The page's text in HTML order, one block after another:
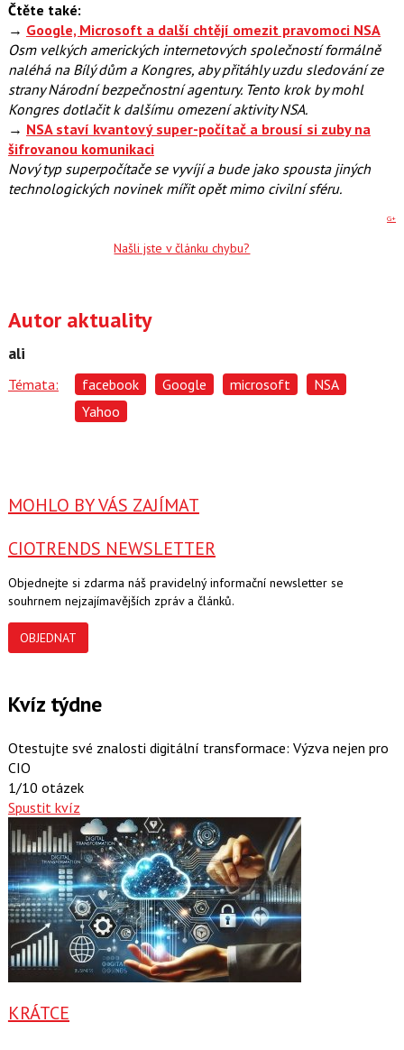
Čtěte také:
→ Google, Microsoft a další chtějí omezit pravomoci NSA
Osm velkých amerických internetových společností formálně
naléhá na Bílý dům a Kongres, aby přitáhly uzdu sledování ze
strany Národní bezpečnostní agentury. Tento krok by mohl
Kongres dotlačit k dalšímu omezení aktivity NSA.
→ NSA staví kvantový super-počítač a brousí si zuby na
šifrovanou komunikaci
Nový typ superpočítače se vyvíjí a bude jako spousta jiných
technologických novinek mířit opět mimo civilní sféru.
G+
Našli jste v článku chybu?
Autor aktuality
ali
Témata: facebook Google microsoft
NSA
Yahoo
MOHLO BY VÁS ZAJÍMAT
CIOTRENDS NEWSLETTER
Objednejte si zdarma náš pravidelný informační newsletter se
souhrnem nejzajímavějších zpráv a článků.
OBJEDNAT
Kvíz týdne
Otestujte své znalosti digitální transformace: Výzva nejen pro
CIO
1/10 otázek
Spustit kvíz
KRÁTCE